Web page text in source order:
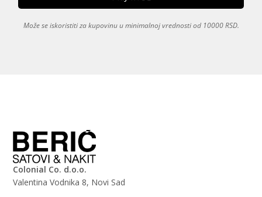
Može se iskoristiti za kupovinu u minimalnoj vrednosti od 10000 RSD.
Colonial Co. d.o.o.
Valentina Vodnika 8, Novi Sad